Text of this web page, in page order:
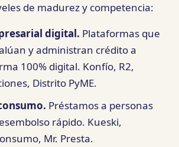
de madurez y competencia:
digital. Plataformas que
y administran crédito a
100% digital. Konfío, R2,
Distrito PyME.
Préstamos a personas
rápido. Kueski,
Mr. Presta.